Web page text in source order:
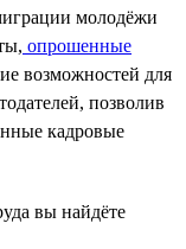
молодёжи
опрошенные
возможностей для
позволив
кадровые
вы найдёте